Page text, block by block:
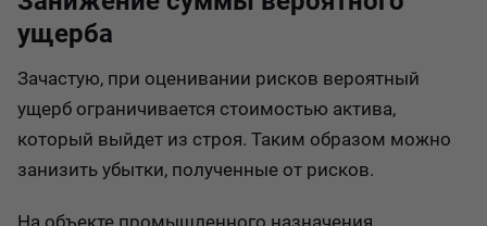
ущерба
Зачастую, при оценивании рисков вероятный
ущерб ограничивается стоимостью актива,
который выйдет из строя. Таким образом можно
занизить убытки, полученные от рисков.
На объекте промышленного назначения